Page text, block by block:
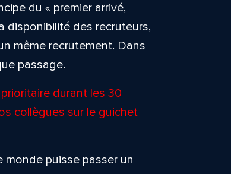
du « premier arrivé,
disponibilité des recruteurs,
même recrutement. Dans
passage.
durant les 30
collègues sur le guichet
monde puisse passer un